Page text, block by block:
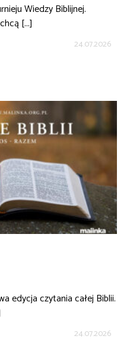
Wiedzy Biblijnej.
[...]
24.07.2026
edycja czytania całej Biblii.
24.07.2026